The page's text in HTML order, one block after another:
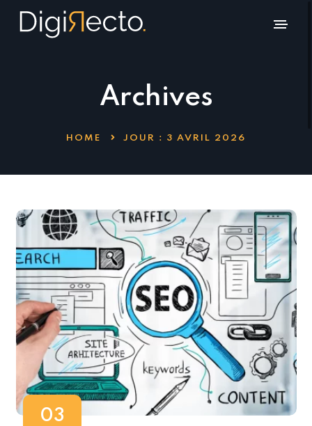
Archives
HOME JOUR : 3 AVRIL 2026
03